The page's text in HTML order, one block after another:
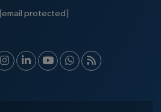
[email protected]